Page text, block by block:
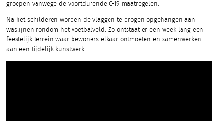
groepen vanwege de voortdurende C-19 maatregelen.
Na het schilderen worden de vlaggen te drogen opgehangen aan
waslijnen rondom het voetbalveld. Zo ontstaat er een week lang een
feestelijk terrein waar bewoners elkaar ontmoeten en samenwerken
aan een tijdelijk kunstwerk.